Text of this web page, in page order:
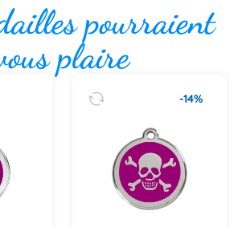
pourraient
plaire
-14%